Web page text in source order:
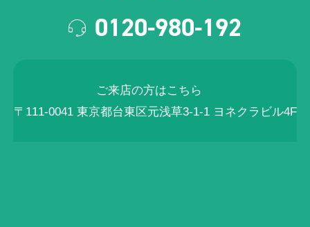
0120-980-192
ご来店の方はこちら
〒111-0041 東京都台東区元浅草3-1-1 ヨネクラビル4F